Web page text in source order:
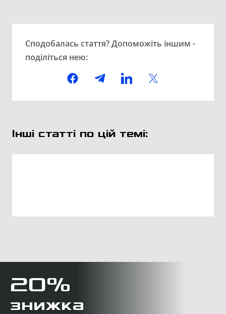
Сподобалась стаття? Допоможіть іншим -
поділіться нею:
Інші статті по цій темі:
20%
знижка